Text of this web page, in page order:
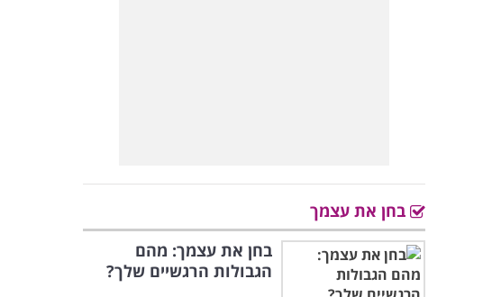
בחן את עצמך
בחן את עצמך: מהם
הגבולות הרגשיים שלך?